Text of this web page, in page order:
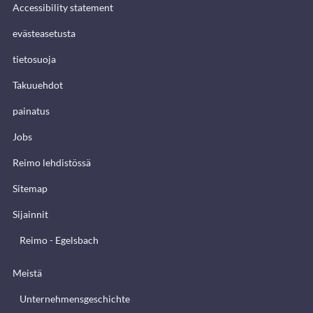
Accessibility statement
evästeasetusta
tietosuoja
Takuuehdot
painatus
Jobs
Reimo lehdistössä
Sitemap
Sijainnit
Reimo - Egelsbach
Meistä
Unternehmensgeschichte